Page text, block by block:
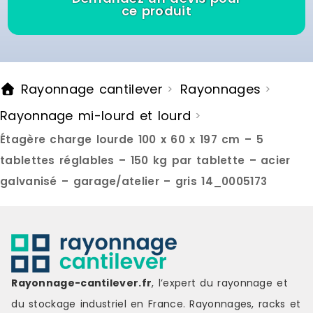
pour s adapter a vos besoins de
stockage. Des patins integres
protegent votre sol contre les
pour une utilisation dans des
garages, ateliers ou espaces de
securite optimales, il est
egalement au mur. Marque : CLP
Couleur : silver Matière : metal
Délai de livraison : 7-8 jours
ouvrés
ce produit
Rayonnage cantilever > Rayonnages >
Rayonnage mi-lourd et lourd >
Étagère charge lourde 100 x 60 x 197 cm – 5
tablettes réglables – 150 kg par tablette – acier
galvanisé – garage/atelier – gris 14_0005173
Rayonnage-cantilever.fr, l’expert du rayonnage et
du stockage industriel en France. Rayonnages, racks et